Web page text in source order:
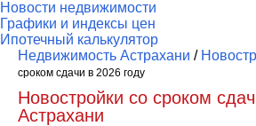
Новости недвижимости
Графики и индексы цен
Ипотечный калькулятор
Недвижимость Астрахани /
сроком сдачи в 2026 году
Новостройки со сроком
Астрахани